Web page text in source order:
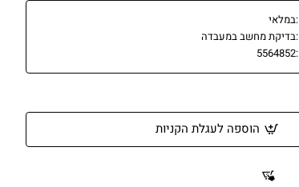
:במלאי
:בדיקת מחשב במעבדה
:
5564852
הוספה לעגלת הקניות